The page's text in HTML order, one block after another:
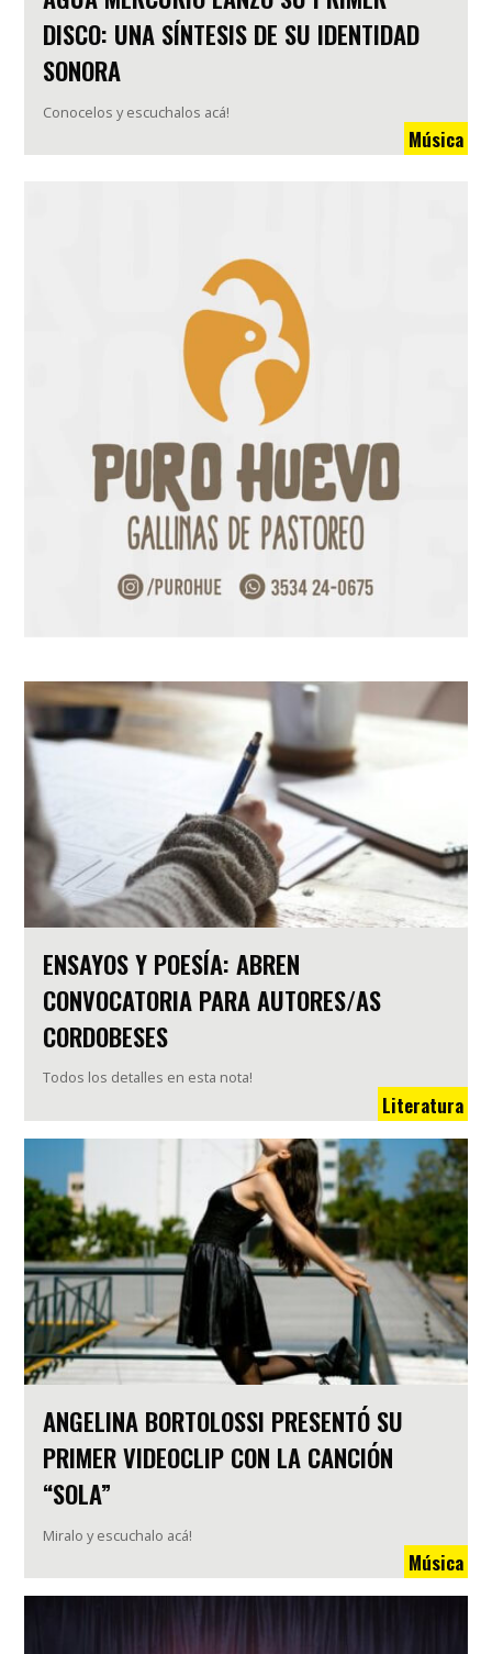
DISCO: UNA SÍNTESIS DE SU IDENTIDAD
SONORA
Conocelos y escuchalos acá!
Música
ENSAYOS Y POESÍA: ABREN
CONVOCATORIA PARA AUTORES/AS
CORDOBESES
Todos los detalles en esta nota!
Literatura
ANGELINA BORTOLOSSI PRESENTÓ SU
PRIMER VIDEOCLIP CON LA CANCIÓN
“SOLA”
Miralo y escuchalo acá!
Música